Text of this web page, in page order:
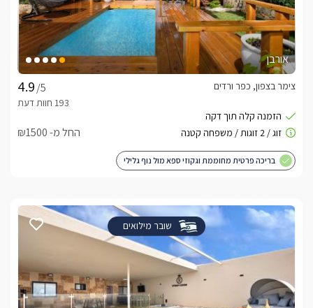
אורבן
/5
צימר בצפון, כפר ורדים
החל מ- ₪1500
בריכה פרטית מחוממת וגקוזי ספא מול נוף גלילי
שובר מילואים